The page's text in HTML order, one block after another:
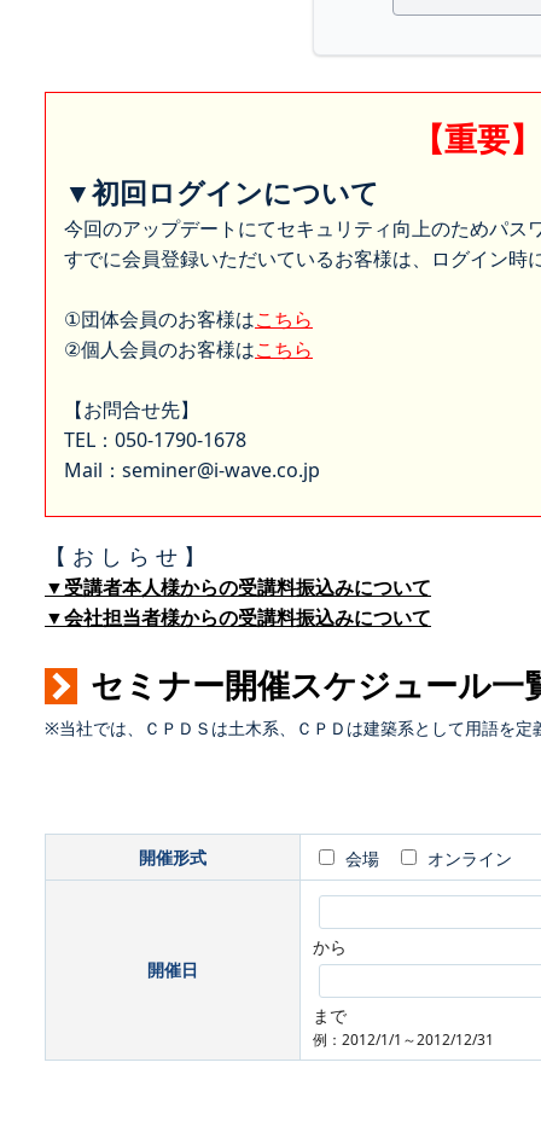
【重要
▼初回ログインについて
今回のアップデートにてセキュリティ向上のためパス
すでに会員登録いただいているお客様は、ログイン
①団体会員のお客様はこちら
②個人会員のお客様はこちら
【お問合せ先】
TEL：050-1790-1678
Mail：seminer@i-wave.co.jp
【 お し ら せ 】
▼受講者本人様からの受講料振込みについて
▼会社担当者様からの受講料振込みについて
セミナー開催スケジュール一
※当社では、ＣＰＤＳは土木系、ＣＰＤは建築系として用語を定
開催形式 会場 オンライン
開催日
から
まで
例：2012/1/1～2012/12/31